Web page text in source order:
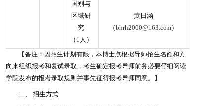
国别与
区域研
究
（1人）
黄日涵
（bhrh2000@163.com）
【备注：因招生计划有限，本博士点根据导师招生名额和方
向来组织报考和复试录取，考生确定报考导师前务必要仔细阅读
学院发布的报考录取规则并事先征得报考导师同意。 】
二、招生方式